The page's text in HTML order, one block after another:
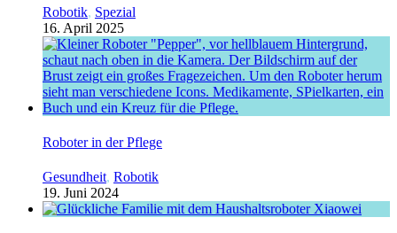
Robotik, Spezial
16. April 2025
Roboter in der Pflege
Gesundheit, Robotik
19. Juni 2024